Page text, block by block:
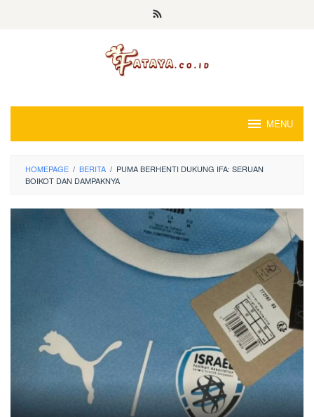
MENU
HOMEPAGE / BERITA / PUMA BERHENTI DUKUNG IFA: SERUAN
BOIKOT DAN DAMPAKNYA